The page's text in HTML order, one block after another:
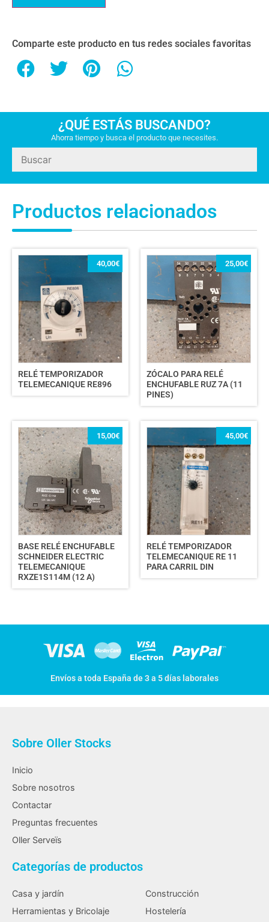
Comparte este producto en tus redes sociales favoritas
¿QUÉ ESTÁS BUSCANDO?
Ahorra tiempo y busca el producto que necesites.
Productos relacionados
RELÉ TEMPORIZADOR
TELEMECANIQUE RE896
40,00€
ZÓCALO PARA RELÉ
ENCHUFABLE RUZ 7A (11
PINES)
25,00€
BASE RELÉ ENCHUFABLE
SCHNEIDER ELECTRIC
TELEMECANIQUE
RXZE1S114M (12 A)
15,00€
RELÉ TEMPORIZADOR
TELEMECANIQUE RE 11
PARA CARRIL DIN
45,00€
Envíos a toda España de 3 a 5 días laborales
Sobre Oller Stocks
Inicio
Sobre nosotros
Contactar
Preguntas frecuentes
Oller Serveïs
Categorías de productos
Casa y jardín
Construcción
Herramientas y Bricolaje
Hostelería